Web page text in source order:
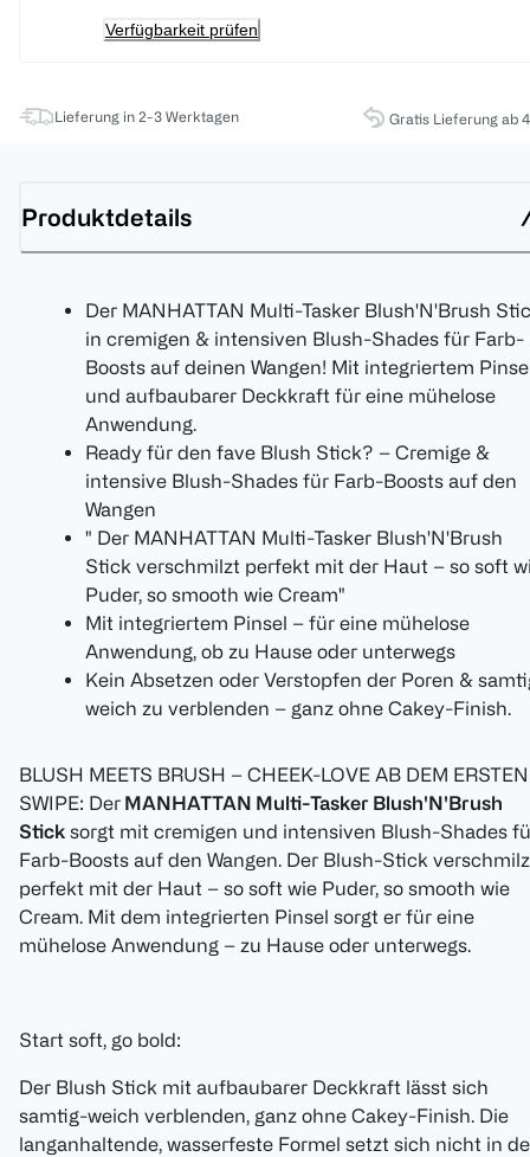
Verfügbarkeit prüfen
Lieferung in 2-3 Werktagen Gratis Lieferung ab
Produktdetails
Der MANHATTAN Multi-Tasker Blush'N'Brush
in cremigen & intensiven Blush-Shades für Farb-
Boosts auf deinen Wangen! Mit integriertem
und aufbaubarer Deckkraft für eine mühelose
Anwendung.
Ready für den fave Blush Stick? – Cremige &
intensive Blush-Shades für Farb-Boosts auf den
Wangen
" Der MANHATTAN Multi-Tasker Blush'N'Brush
Stick verschmilzt perfekt mit der Haut – so soft
Puder, so smooth wie Cream"
Mit integriertem Pinsel – für eine mühelose
Anwendung, ob zu Hause oder unterwegs
Kein Absetzen oder Verstopfen der Poren &
weich zu verblenden – ganz ohne Cakey-Finish.
BLUSH MEETS BRUSH – CHEEK-LOVE AB DEM ERSTEN
SWIPE: Der MANHATTAN Multi-Tasker Blush'N'Brush
Stick sorgt mit cremigen und intensiven Blush-Shades
Farb-Boosts auf den Wangen. Der Blush-Stick
perfekt mit der Haut – so soft wie Puder, so smooth wie
Cream. Mit dem integrierten Pinsel sorgt er für eine
mühelose Anwendung – zu Hause oder unterwegs.
Start soft, go bold:
Der Blush Stick mit aufbaubarer Deckkraft lässt sich
samtig-weich verblenden, ganz ohne Cakey-Finish. Die
langanhaltende, wasserfeste Formel setzt sich nicht in